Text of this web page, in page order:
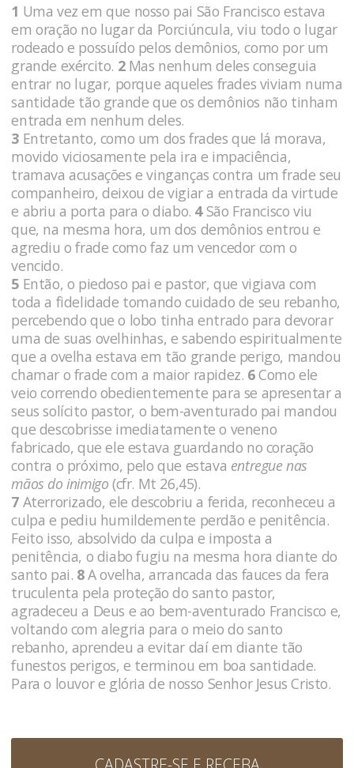
1 Uma vez em que nosso pai São Francisco estava
em oração no lugar da Porciúncula, viu todo o lugar
rodeado e possuído pelos demônios, como por um
grande exército. 2 Mas nenhum deles conseguia
entrar no lugar, porque aqueles frades viviam numa
santidade tão grande que os demônios não tinham
entrada em nenhum deles.
3 Entretanto, como um dos frades que lá morava,
movido viciosamente pela ira e impaciência,
tramava acusações e vinganças contra um frade seu
companheiro, deixou de vigiar a entrada da virtude
e abriu a porta para o diabo. 4São Francisco viu
que, na mesma hora, um dos demônios entrou e
agrediu o frade como faz um vencedor com o
vencido.
5 Então, o piedoso pai e pastor, que vigiava com
toda a fidelidade tomando cuidado de seu rebanho,
percebendo que o lobo tinha entrado para devorar
uma de suas ovelhinhas, e sabendo espiritualmente
que a ovelha estava em tão grande perigo, mandou
chamar o frade com a maior rapidez. 6Como ele
veio correndo obedientemente para se apresentar a
seus solícito pastor, o bem-aventurado pai mandou
que descobrisse imediatamente o veneno
fabricado, que ele estava guardando no coração
contra o próximo, pelo que estava entregue nas
mãos do inimigo (cfr. Mt 26,45).
7 Aterrorizado, ele descobriu a ferida, reconheceu a
culpa e pediu humildemente perdão e penitência.
Feito isso, absolvido da culpa e imposta a
penitência, o diabo fugiu na mesma hora diante do
santo pai. 8A ovelha, arrancada das fauces da fera
truculenta pela proteção do santo pastor,
agradeceu a Deus e ao bem-aventurado Francisco e,
voltando com alegria para o meio do santo
rebanho, aprendeu a evitar daí em diante tão
funestos perigos, e terminou em boa santidade.
Para o louvor e glória de nosso Senhor Jesus Cristo.